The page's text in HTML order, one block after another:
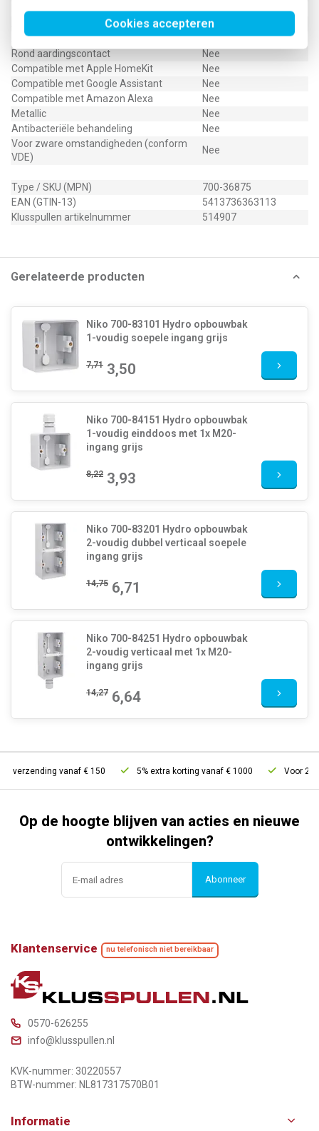
Cookies accepteren
Met IFTTT ondersteuning
Nee
Aantal actieve contacten (rond)
0
Aantal actieve contacten (vlak)
1
Rond aardingscontact
Nee
Compatible met Apple HomeKit
Nee
Compatible met Google Assistant
Nee
Compatible met Amazon Alexa
Nee
Metallic
Nee
Antibacteriële behandeling
Nee
Voor zware omstandigheden (conform
VDE)
Nee
Type / SKU (MPN)
700-36875
EAN (GTIN-13)
5413736363113
Klusspullen artikelnummer
514907
Gerelateerde producten
Niko 700-83101 Hydro opbouwbak
1-voudig soepele ingang grijs
7,71 3,50
Niko 700-84151 Hydro opbouwbak
1-voudig einddoos met 1x M20-
ingang grijs
8,22 3,93
Niko 700-83201 Hydro opbouwbak
2-voudig dubbel verticaal soepele
ingang grijs
14,75 6,71
Niko 700-84251 Hydro opbouwbak
2-voudig verticaal met 1x M20-
ingang grijs
14,27 6,64
verzending vanaf € 150 5% extra korting vanaf € 1000 Voor 21u
Op de hoogte blijven van acties en nieuwe
ontwikkelingen?
Abonneer
Klantenservice nu telefonisch niet bereikbaar
0570-626255
info@klusspullen.nl
KVK-nummer: 30220557
BTW-nummer: NL817317570B01
Informatie